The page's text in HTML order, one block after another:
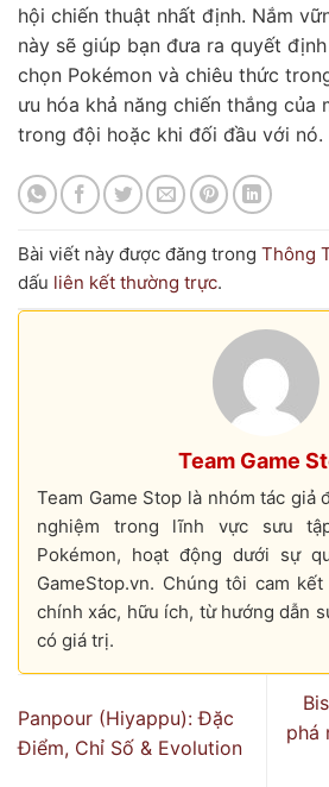
hội chiến thuật nhất định. Nắm
này sẽ giúp bạn đưa ra quyết
chọn Pokémon và chiêu thức
ưu hóa khả năng chiến thắng của
trong đội hoặc khi đối đầu với nó.
Bài viết này được đăng trong Thông
dấu liên kết thường trực.
Team Game
Team Game Stop là nhóm tác giả
nghiệm trong lĩnh vực sưu
Pokémon, hoạt động dưới sự
GameStop.vn. Chúng tôi cam
chính xác, hữu ích, từ hướng dẫn
có giá trị.
Panpour (Hiyappu): Đặc
Điểm, Chỉ Số & Evolution
phá